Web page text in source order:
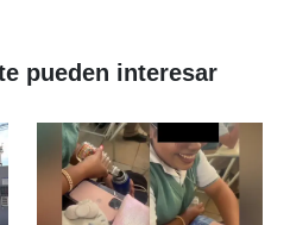
pueden interesar